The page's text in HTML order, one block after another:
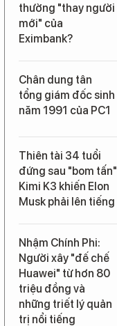
thường "thay người
mới" của
Eximbank?
Chân dung tân
tổng giám đốc sinh
năm 1991 của PC1
Thiên tài 34 tuổi
đứng sau "bom tấn"
Kimi K3 khiến Elon
Musk phải lên tiếng
Nhậm Chính Phi:
Người xây "đế chế
Huawei" từ hơn 80
triệu đồng và
những triết lý quản
trị nổi tiếng